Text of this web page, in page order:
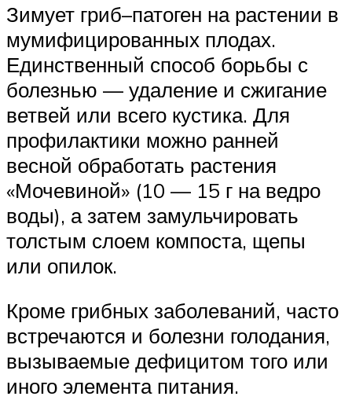
Зимует гриб–патоген на растении в
мумифицированных плодах.
Единственный способ борьбы с
болезнью — удаление и сжигание
ветвей или всего кустика. Для
профилактики можно ранней
весной обработать растения
«Мочевиной» (10 — 15 г на ведро
воды), а затем замульчировать
толстым слоем компоста, щепы
или опилок.
Кроме грибных заболеваний, часто
встречаются и болезни голодания,
вызываемые дефицитом того или
иного элемента питания.